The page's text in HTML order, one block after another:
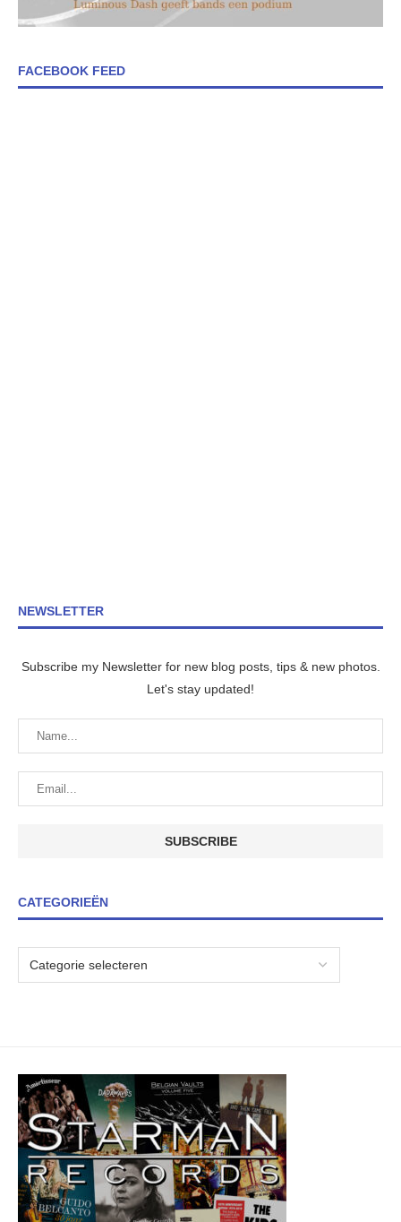
FACEBOOK FEED
NEWSLETTER
Subscribe my Newsletter for new blog posts, tips & new photos.
Let's stay updated!
CATEGORIEËN